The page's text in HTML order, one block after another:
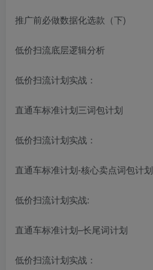
推广前必做数据化选款（下)
低价扫流底层逻辑分析
低价扫流计划实战：
直通车标准计划三词包计划
低价扫流计划实战：
直通车标准计划-核心卖点词包计划
低价扫流计划实战:
直通车标准计划–长尾词计划
低价扫流计划实战：